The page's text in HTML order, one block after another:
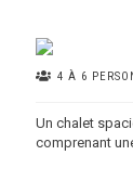
4 À 6
Un chalet
comprenant